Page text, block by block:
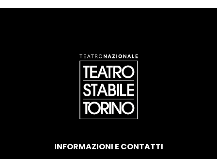
INFORMAZIONI E CONTATTI